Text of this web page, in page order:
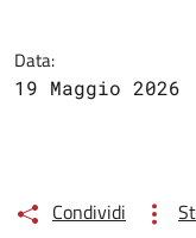
Data:
19 Maggio 2026
Condividi